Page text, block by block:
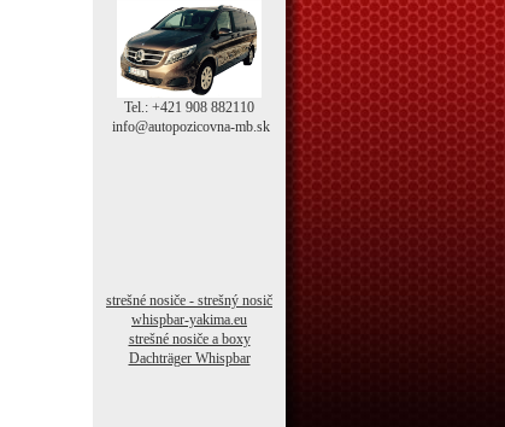
Tel.: +421 908 882110
info@autopozicovna-mb.sk
strešné nosiče - strešný nosič
whispbar-yakima.eu
strešné nosiče a boxy
Dachträger Whispbar